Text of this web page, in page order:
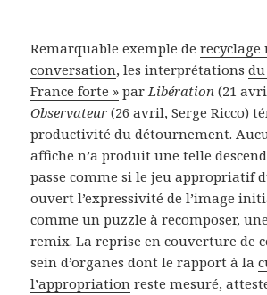
Remarquable exemple derecyclage
conversation, les interprétations
France forte » parLibération (21
Observateur (26 avril, Serge Ricco)
productivité du détournement.
affiche n’a produit une telle
passe comme si le jeu appropriatif
ouvert l’expressivité de l’image
comme un puzzle à recomposer,
remix. La reprise en couverture de
sein d’organes dont le rapport à la
l’appropriation reste mesuré,